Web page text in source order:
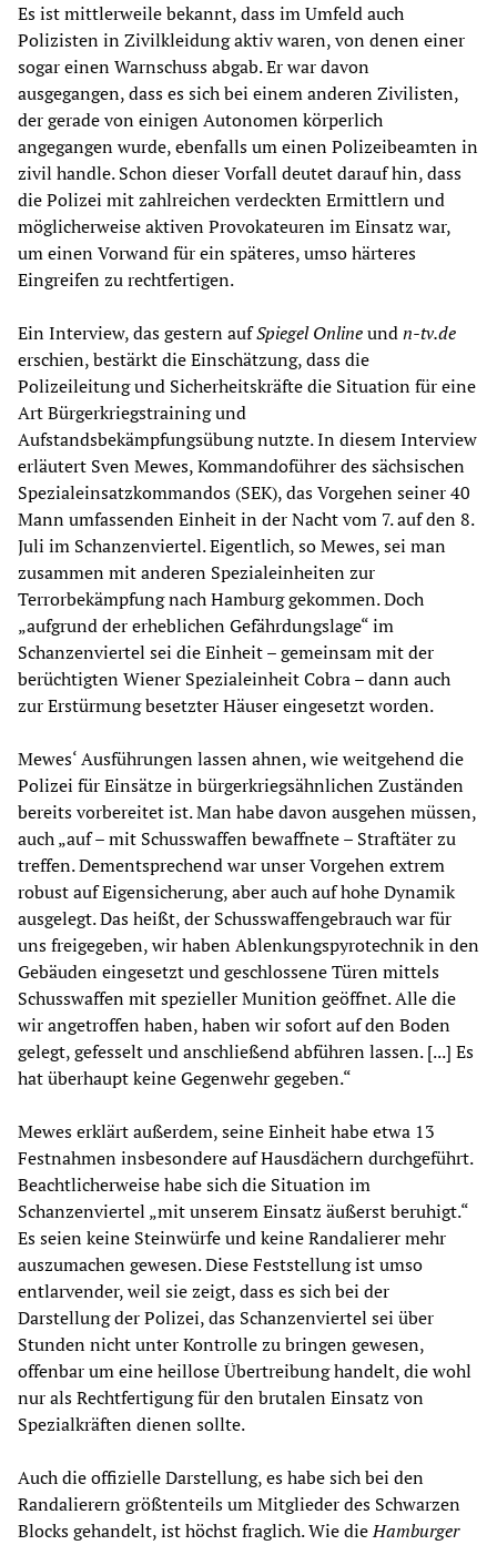
Es ist mittlerweile bekannt, dass im Umfeld auch
Polizisten in Zivilkleidung aktiv waren, von denen einer
sogar einen Warnschuss abgab. Er war davon
ausgegangen, dass es sich bei einem anderen Zivilisten,
der gerade von einigen Autonomen körperlich
angegangen wurde, ebenfalls um einen Polizeibeamten in
zivil handle. Schon dieser Vorfall deutet darauf hin, dass
die Polizei mit zahlreichen verdeckten Ermittlern und
möglicherweise aktiven Provokateuren im Einsatz war,
um einen Vorwand für ein späteres, umso härteres
Eingreifen zu rechtfertigen.
Ein Interview, das gestern aufSpiegel Onlineundn-tv.de
erschien, bestärkt die Einschätzung, dass die
Polizeileitung und Sicherheitskräfte die Situation für eine
Art Bürgerkriegstraining und
Aufstandsbekämpfungsübung nutzte. In diesem Interview
erläutert Sven Mewes, Kommandoführer des sächsischen
Spezialeinsatzkommandos (SEK), das Vorgehen seiner 40
Mann umfassenden Einheit in der Nacht vom 7. auf den 8.
Juli im Schanzenviertel. Eigentlich, so Mewes, sei man
zusammen mit anderen Spezialeinheiten zur
Terrorbekämpfung nach Hamburg gekommen. Doch
„aufgrund der erheblichen Gefährdungslage“ im
Schanzenviertel sei die Einheit – gemeinsam mit der
berüchtigten Wiener Spezialeinheit Cobra – dann auch
zur Erstürmung besetzter Häuser eingesetzt worden.
Mewes‘ Ausführungen lassen ahnen, wie weitgehend die
Polizei für Einsätze in bürgerkriegsähnlichen Zuständen
bereits vorbereitet ist. Man habe davon ausgehen müssen,
auch „auf – mit Schusswaffen bewaffnete – Straftäter zu
treffen. Dementsprechend war unser Vorgehen extrem
robust auf Eigensicherung, aber auch auf hohe Dynamik
ausgelegt. Das heißt, der Schusswaffengebrauch war für
uns freigegeben, wir haben Ablenkungspyrotechnik in den
Gebäuden eingesetzt und geschlossene Türen mittels
Schusswaffen mit spezieller Munition geöffnet. Alle die
wir angetroffen haben, haben wir sofort auf den Boden
gelegt, gefesselt und anschließend abführen lassen. [...] Es
hat überhaupt keine Gegenwehr gegeben.“
Mewes erklärt außerdem, seine Einheit habe etwa 13
Festnahmen insbesondere auf Hausdächern durchgeführt.
Beachtlicherweise habe sich die Situation im
Schanzenviertel „mit unserem Einsatz äußerst beruhigt.“
Es seien keine Steinwürfe und keine Randalierer mehr
auszumachen gewesen. Diese Feststellung ist umso
entlarvender, weil sie zeigt, dass es sich bei der
Darstellung der Polizei, das Schanzenviertel sei über
Stunden nicht unter Kontrolle zu bringen gewesen,
offenbar um eine heillose Übertreibung handelt, die wohl
nur als Rechtfertigung für den brutalen Einsatz von
Spezialkräften dienen sollte.
Auch die offizielle Darstellung, es habe sich bei den
Randalierern größtenteils um Mitglieder des Schwarzen
Blocks gehandelt, ist höchst fraglich. Wie dieHamburger